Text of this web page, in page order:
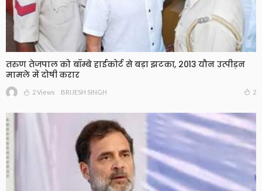
तरुण तेजपाल को बॉम्बे हाईकोर्ट से बड़ा झटका, 2013 यौन उत्पीड़न
मामले में दोषी करार
2 Views BRIJESH SINGH 2